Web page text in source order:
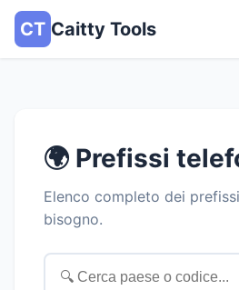
CT Caitty Tools
🌍 Prefissi
Elenco completo dei
bisogno.